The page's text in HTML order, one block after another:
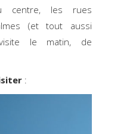
centre, les rues
(et tout aussi
le matin, de
: